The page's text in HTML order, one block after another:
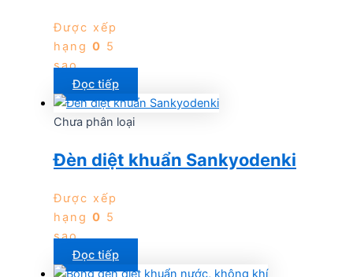
Được xếp
hạng 0 5
sao
Đọc tiếp
Chưa phân loại
Đèn diệt khuẩn Sankyodenki
Được xếp
hạng 0 5
sao
Đọc tiếp